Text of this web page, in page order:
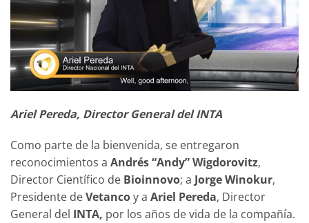
Ariel Pereda, Director General del INTA
Como parte de la bienvenida, se entregaron
reconocimientos a Andrés “Andy” Wigdorovitz,
Director Científico de Bioinnovo; a Jorge Winokur,
Presidente deVetancoy a Ariel Pereda, Director
General del INTA, por los años de vida de la compañía.